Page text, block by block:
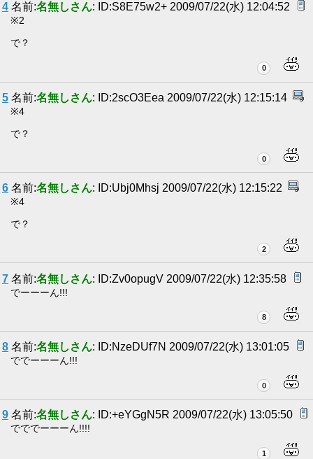
4 名前:名無しさん: ID:S8E75w2+ 2009/07/22(水) 12:04:52
※2
で？
0
5 名前:名無しさん: ID:2scO3Eea 2009/07/22(水) 12:15:14
※4
で？
0
6 名前:名無しさん: ID:Ubj0Mhsj 2009/07/22(水) 12:15:22
※4
で？
2
7 名前:名無しさん: ID:Zv0opugV 2009/07/22(水) 12:35:58
でーーーん!!!
8
8 名前:名無しさん: ID:NzeDUf7N 2009/07/22(水) 13:01:05
ででーーーん!!!
0
9 名前:名無しさん: ID:+eYGgN5R 2009/07/22(水) 13:05:50
でででーーーん!!!!
1